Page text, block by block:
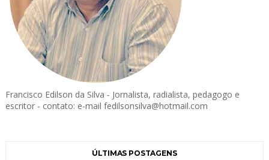
Francisco Edilson da Silva - Jornalista, radialista, pedagogo e
escritor - contato: e-mail fedilsonsilva@hotmail.com
ÚLTIMAS POSTAGENS